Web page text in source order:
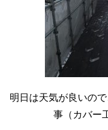
明日は天気が良いの
事（カバー